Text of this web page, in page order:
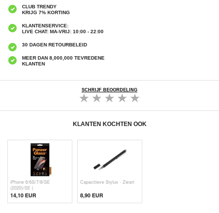
CLUB TRENDY
KRIJG 7% KORTING
KLANTENSERVICE:
LIVE CHAT: MA-VRIJ: 10:00 - 22:00
30 DAGEN RETOURBELEID
MEER DAN 8,000,000 TEVREDENE
KLANTEN
SCHRIJF BEOORDELING
KLANTEN KOCHTEN OOK
iPhone 6/6S/7/8/SE
(2020)/SE (
14,10 EUR
Capacitieve Stylus - Zwart
8,90 EUR